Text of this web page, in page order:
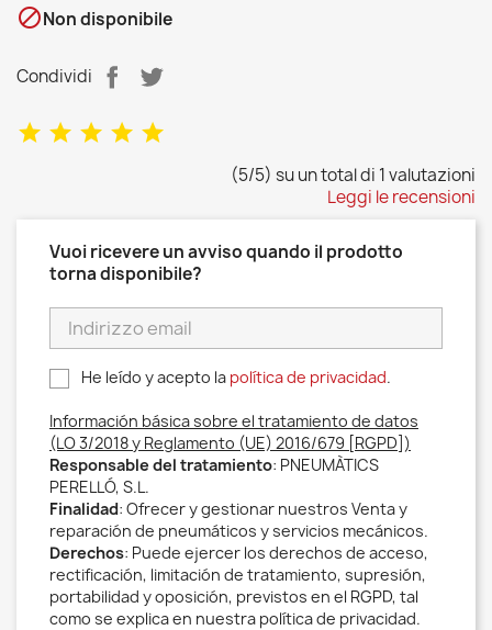
Non disponibile
Condividi
(5/5) su un total di 1 valutazioni
Leggi le recensioni
Vuoi ricevere un avviso quando il prodotto
torna disponibile?
He leído y acepto la política de privacidad.
Información básica sobre el tratamiento de datos
(LO 3/2018 y Reglamento (UE) 2016/679 [RGPD])
Responsable del tratamiento: PNEUMÀTICS
PERELLÓ, S.L.
Finalidad: Ofrecer y gestionar nuestros Venta y
reparación de pneumáticos y servicios mecánicos.
Derechos: Puede ejercer los derechos de acceso,
rectificación, limitación de tratamiento, supresión,
portabilidad y oposición, previstos en el RGPD, tal
como se explica en nuestra política de privacidad.